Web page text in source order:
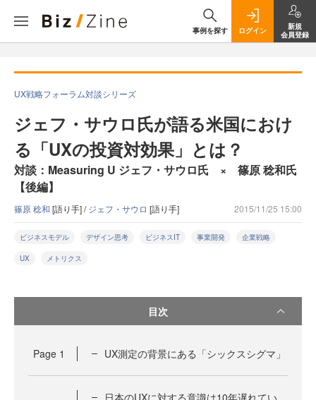
事例を探す ログイン
新規
会員登録
UX戦略フォーラム対談シリーズ
ジェフ・サウロ氏が語る米国におけ
る「UXの投資対効果」とは？
対談：Measuring U ジェフ・サウロ氏 × 篠原 稔和氏
【後編】
篠原 稔和 [語り手] /ジェフ・サウロ [語り手] 2015/11/25 15:00
ビジネスモデル デザイン思考 ビジネスIT 事業開発 企業戦略
UX メトリクス
目次
Page 1 UX測定の背景にある「シックスシグマ」
日本のUXに対する意識は10年遅れてい